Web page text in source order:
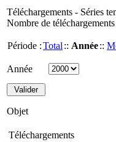
Téléchargements - Séries
Nombre de
Période :Total :: Année::
Année
Objet
Téléchargements